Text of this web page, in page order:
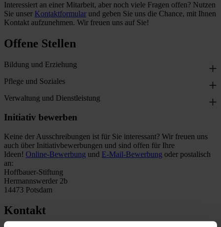
Interessiert an einer Mitarbeit, aber noch viele Fragen offen? Nutzen
Sie unser Kontaktformular und geben Sie uns die Chance, mit Ihnen
Kontakt aufzunehmen. Wir freuen uns auf Sie!
Offene Stellen
Bildung und Erziehung
Pflege und Soziales
Verwaltung und Dienstleistung
Initiativ bewerben
Keine der Ausschreibungen ist für Sie interessant? Wir freuen uns
auch über Initiativbewerbungen und sind offen für Ihre
Ideen! Online-Bewerbung und E-Mail-Bewerbung oder postalisch
an:
Hoffbauer-Stiftung
Hermannswerder 2b
14473 Potsdam
Kontakt